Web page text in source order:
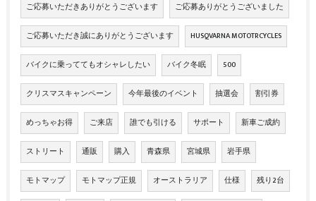
ご応募いただきありがとうございます ご応募ありがとうございました
ご応募いただき誠にありがとうございます HUSQVARNA MOTOTRCYCLES
バイクに乗っててもオシャレしたい バイク冬眠 500
クリスマスキャンペーン 今年最後のイベント 抽選会 割引券
めっちゃお得 ご来店 誰でも引ける サポート 新車ご成約
ストリート 通販 購入 青森県 宮城県 岩手県
モトマップ モトマップ正規 オーストラリア 仕様 残り2台